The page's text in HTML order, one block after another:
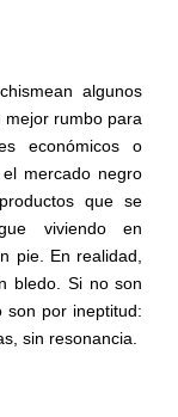
algunos
rumbo para
económicos o
mercado negro
que se
viviendo en
pie. En realidad,
bledo. Si no son
son por ineptitud:
sin resonancia.